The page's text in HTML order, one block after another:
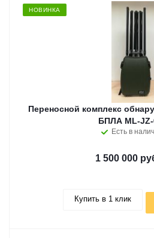
НОВИНКА
Переносной комплекс
БПЛА ML-JZ-
Есть в
1 500 000
Купить в 1 клик